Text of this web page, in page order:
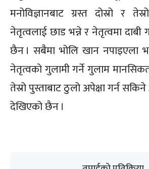
मनोविज्ञानबाट ग्रस्त दोस्रो र
नेतृत्वलाई छाड भन्ने र नेतृत्वमा
छैन । सबैमा भोलि खान नपाइएला
नेतृत्वको गुलामी गर्ने गुलाम
तेस्रो पुस्ताबाट ठुलो अपेक्षा गर्न
देखिएको छैन ।